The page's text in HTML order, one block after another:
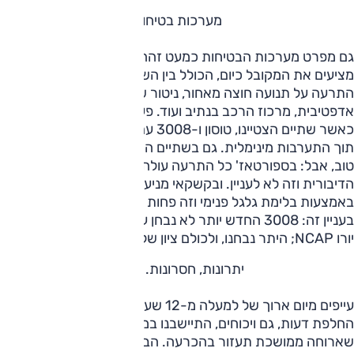
מערכות בטיחות
גם מפרט מערכות הבטיחות כמעט זהה אצל כולם, וכל הארבעה
מציעים את המקובל כיום, הכולל בין השאר בלימה אוטונומית,
התרעה על תנועה חוצה מאחור, ניטור שטחים מתים, בקרת שיוט
אדפטיבית, מרכוז הרכב בנתיב ועוד. פערים התגלו בתפעול
כאשר שתיים הצטיינו, טוסון ו-3008 עם מערכות שעובדות מצוין,
תוך התערבות מינימלית. גם בשתיים האחרות המערכות עובדות
טוב, אבל: בספורטאז' כל התרעה עולה על מערכת השמע או
הדיבורית וזה לא לעניין. ובקשקאי מניעת סטיה מנתיב עובדת
באמצעות בלימת גלגל פנימי וזה פחות מוצלח. משפט אחרון
בעניין זה: 3008 החדש יותר לא נבחן עדיין במבחן הבטיחות של
יורו NCAP; היתר נבחנו, ולכולם ציון של 5 כוכבים.
יתרונות, חסרונות. סיכום
עייפים מיום ארוך של למעלה מ-12 שעות של נהיגה, דיונים,
החלפת דעות, גם ויכוחים, התיישבנו במסעדה גם מתוך תקווה
שארוחה ממושכת תעזור בהכרעה. הבעיה הייתה שכל סבב